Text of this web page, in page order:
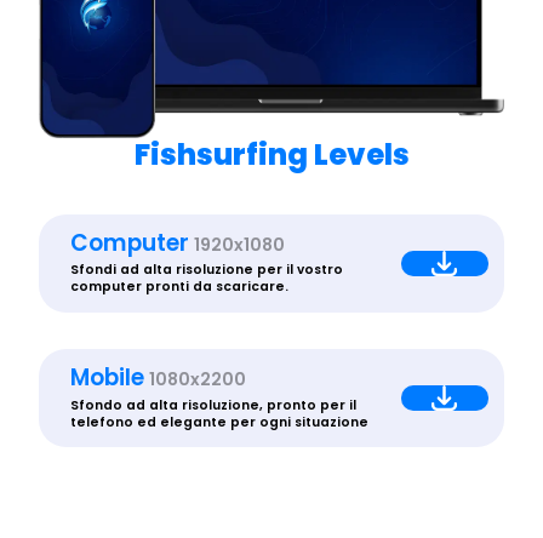
Fishsurfing Levels
Computer 1920x1080
Sfondi ad alta risoluzione per il vostro
computer pronti da scaricare.
Mobile 1080x2200
Sfondo ad alta risoluzione, pronto per il
telefono ed elegante per ogni situazione